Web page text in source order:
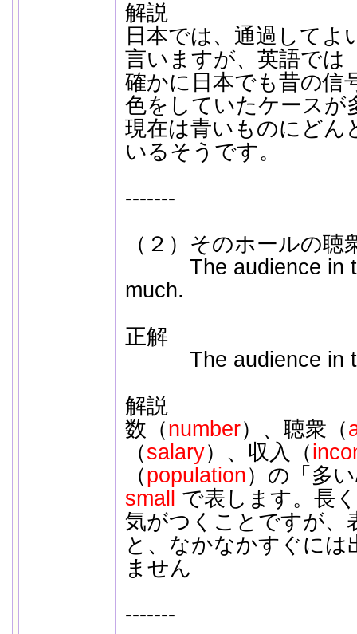
解説
日本では、通過してよ
言いますが、英語では
確かに日本でも昔の信
色をしていたケースが
現在は青いものにどん
いるそうです。
-------
（２）そのホールの
The audience in
much.
正解
The audience in
解説
数（number）、聴衆（
（salary）、収入（
（population）の「多
small で表します。長
気がつくことですが、
と、なかなかすぐに
ません
-------